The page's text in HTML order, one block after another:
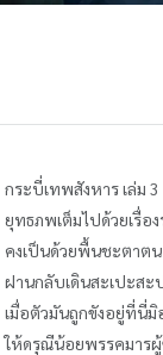
กระบี่เทพสังหาร เล่ม 3
ยุทธภพเต็มไปด้วยเรื่อ
คงเป็นด้วยพื้นชะตาต
ฝานกลับเดินสะเปะส
เมื่อตัวมันถูกขังอยู่ที่นี่มิ
ให้ดรุณีน้อยพรรคมาร